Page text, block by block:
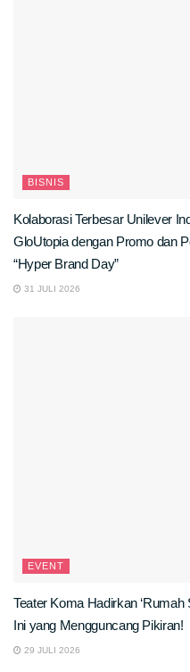
BISNIS
Kolaborasi Terbesar Unilever
GloUtopia dengan Promo dan
“Hyper Brand Day”
31 JULI 2026
EVENT
Teater Koma Hadirkan ‘Rumah
Ini yang Mengguncang Pikiran!
29 JULI 2026